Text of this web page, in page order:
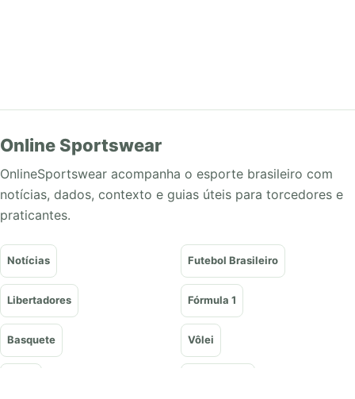
Online Sportswear
OnlineSportswear acompanha o esporte brasileiro com
notícias, dados, contexto e guias úteis para torcedores e
praticantes.
Notícias Futebol Brasileiro
Libertadores Fórmula 1
Basquete Vôlei